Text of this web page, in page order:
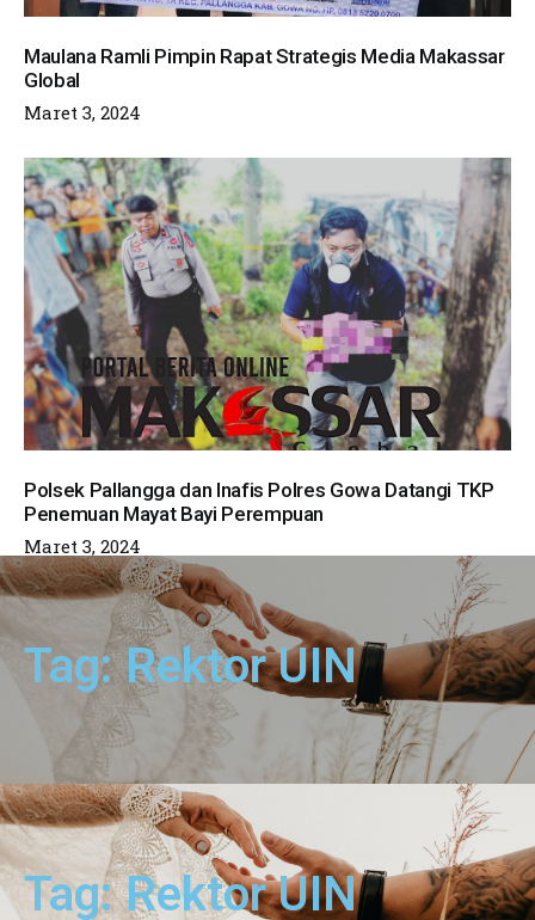
Maulana Ramli Pimpin Rapat Strategis Media Makassar
Global
Maret 3, 2024
Polsek Pallangga dan Inafis Polres Gowa Datangi TKP
Penemuan Mayat Bayi Perempuan
Maret 3, 2024
Tag: Rektor UIN
Tag: Rektor UIN